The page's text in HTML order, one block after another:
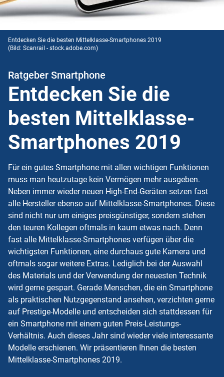
Entdecken Sie die besten Mittelklasse-Smartphones 2019
(Bild: Scanrail - stock.adobe.com)
Ratgeber Smartphone
Entdecken Sie die
besten Mittelklasse-
Smartphones 2019
Für ein gutes Smartphone mit allen wichtigen Funktionen
muss man heutzutage kein Vermögen mehr ausgeben.
Neben immer wieder neuen High-End-Geräten setzen fast
alle Hersteller ebenso auf Mittelklasse-Smartphones. Diese
sind nicht nur um einiges preisgünstiger, sondern stehen
den teuren Kollegen oftmals in kaum etwas nach. Denn
fast alle Mittelklasse-Smartphones verfügen über die
wichtigsten Funktionen, eine durchaus gute Kamera und
oftmals sogar weitere Extras. Lediglich bei der Auswahl
des Materials und der Verwendung der neuesten Technik
wird gerne gespart. Gerade Menschen, die ein Smartphone
als praktischen Nutzgegenstand ansehen, verzichten gerne
auf Prestige-Modelle und entscheiden sich stattdessen für
ein Smartphone mit einem guten Preis-Leistungs-
Verhältnis. Auch dieses Jahr sind wieder viele interessante
Modelle erschienen. Wir präsentieren Ihnen die besten
Mittelklasse-Smartphones 2019.